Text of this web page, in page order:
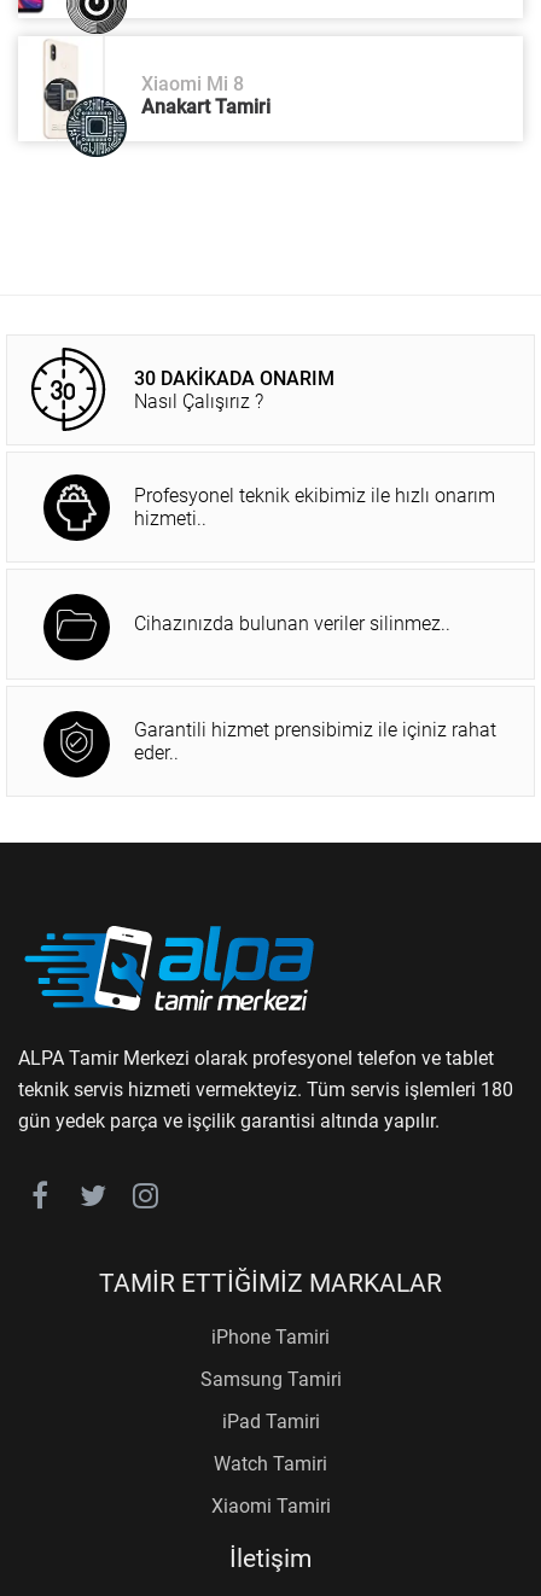
Xiaomi Mi 8
Anakart Tamiri
30 DAKİKADA ONARIM
Nasıl Çalışırız ?
Profesyonel teknik ekibimiz ile hızlı onarım
hizmeti..
Cihazınızda bulunan veriler silinmez..
Garantili hizmet prensibimiz ile içiniz rahat
eder..
ALPA Tamir Merkezi olarak profesyonel telefon ve tablet
teknik servis hizmeti vermekteyiz. Tüm servis işlemleri 180
gün yedek parça ve işçilik garantisi altında yapılır.
TAMİR ETTİĞİMİZ MARKALAR
iPhone Tamiri
Samsung Tamiri
iPad Tamiri
Watch Tamiri
Xiaomi Tamiri
İletişim